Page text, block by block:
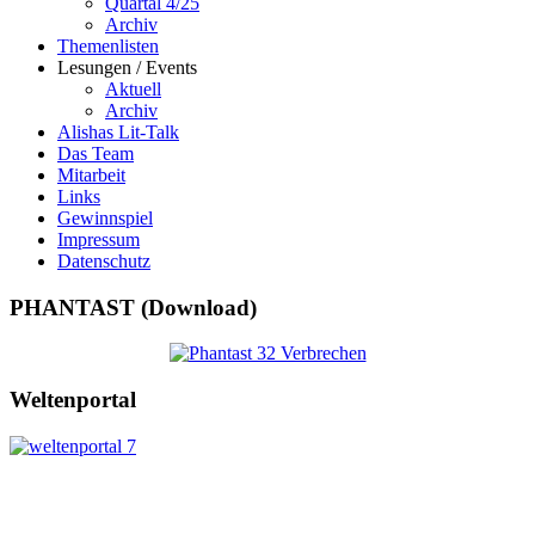
Archiv
Themenlisten
Lesungen / Events
Aktuell
Archiv
Alishas Lit-Talk
Das Team
Mitarbeit
Links
Gewinnspiel
Impressum
Datenschutz
PHANTAST (Download)
Weltenportal